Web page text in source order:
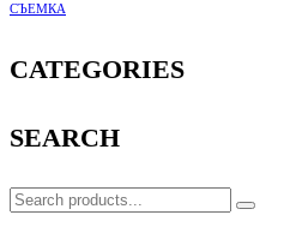
СЪЕМКА
CATEGORIES
SEARCH